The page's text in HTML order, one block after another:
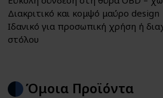
Διακριτικό και κομψό μαύρο design
Ιδανικό για προσωπική χρήση ή
στόλου
Όμοια Προϊόντα